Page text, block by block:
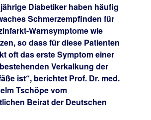
Diabetiker haben häufig
Schmerzempfinden für
Warnsymptome wie
so dass für diese Patienten
oft das erste Symptom einer
Verkalkung der
ist“, berichtet Prof. Dr. med.
Tschöpe vom
Beirat der Deutschen